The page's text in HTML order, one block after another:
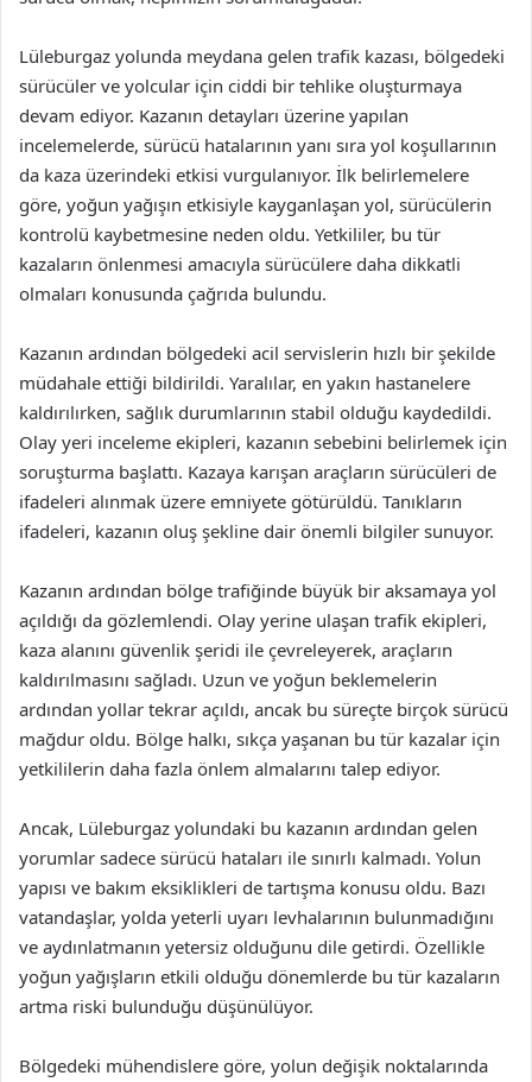
Lüleburgaz yolunda meydana gelen trafik kazası, bölgedeki
sürücüler ve yolcular için ciddi bir tehlike oluşturmaya
devam ediyor. Kazanın detayları üzerine yapılan
incelemelerde, sürücü hatalarının yanı sıra yol koşullarının
da kaza üzerindeki etkisi vurgulanıyor. İlk belirlemelere
göre, yoğun yağışın etkisiyle kayganlaşan yol, sürücülerin
kontrolü kaybetmesine neden oldu. Yetkililer, bu tür
kazaların önlenmesi amacıyla sürücülere daha dikkatli
olmaları konusunda çağrıda bulundu.
Kazanın ardından bölgedeki acil servislerin hızlı bir şekilde
müdahale ettiği bildirildi. Yaralılar, en yakın hastanelere
kaldırılırken, sağlık durumlarının stabil olduğu kaydedildi.
Olay yeri inceleme ekipleri, kazanın sebebini belirlemek için
soruşturma başlattı. Kazaya karışan araçların sürücüleri de
ifadeleri alınmak üzere emniyete götürüldü. Tanıkların
ifadeleri, kazanın oluş şekline dair önemli bilgiler sunuyor.
Kazanın ardından bölge trafiğinde büyük bir aksamaya yol
açıldığı da gözlemlendi. Olay yerine ulaşan trafik ekipleri,
kaza alanını güvenlik şeridi ile çevreleyerek, araçların
kaldırılmasını sağladı. Uzun ve yoğun beklemelerin
ardından yollar tekrar açıldı, ancak bu süreçte birçok sürücü
mağdur oldu. Bölge halkı, sıkça yaşanan bu tür kazalar için
yetkililerin daha fazla önlem almalarını talep ediyor.
Ancak, Lüleburgaz yolundaki bu kazanın ardından gelen
yorumlar sadece sürücü hataları ile sınırlı kalmadı. Yolun
yapısı ve bakım eksiklikleri de tartışma konusu oldu. Bazı
vatandaşlar, yolda yeterli uyarı levhalarının bulunmadığını
ve aydınlatmanın yetersiz olduğunu dile getirdi. Özellikle
yoğun yağışların etkili olduğu dönemlerde bu tür kazaların
artma riski bulunduğu düşünülüyor.
Bölgedeki mühendislere göre, yolun değişik noktalarında